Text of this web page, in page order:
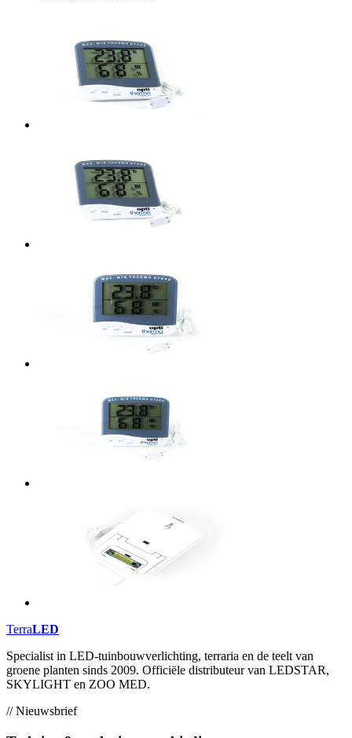
TerraLED
Specialist in LED-tuinbouwverlichting, terraria en de teelt van
groene planten sinds 2009. Officiële distributeur van LEDSTAR,
SKYLIGHT en ZOO MED.
// Nieuwsbrief